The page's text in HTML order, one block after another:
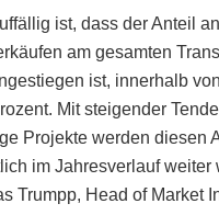
ist, dass der Anteil an
am gesamten
ist, innerhalb
Mit steigender
Projekte werden diesen
im Jahresverlauf weiter
Trumpp, Head of Market